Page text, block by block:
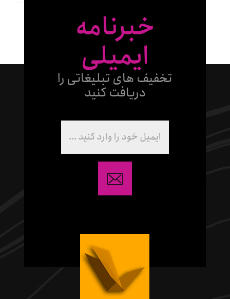
خبرنامه
ایمیلی
تخفیف های تبلیغاتی را
دریافت کنید